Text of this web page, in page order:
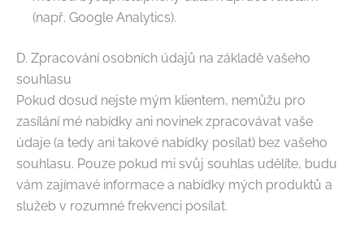
(např. Google Analytics).
D. Zpracování osobních údajů na základě vašeho
souhlasu
Pokud dosud nejste mým klientem, nemůžu pro
zasílání mé nabídky ani novinek zpracovávat vaše
údaje (a tedy ani takové nabídky posílat) bez vašeho
souhlasu. Pouze pokud mi svůj souhlas udělíte, budu
vám zajímavé informace a nabídky mých produktů a
služeb v rozumné frekvenci posílat.